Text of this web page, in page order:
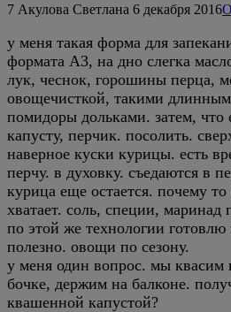
7 Акулова Светлана 6 декабря 2016
у меня такая форма для
формата А3, на дно слегка
лук, чеснок, горошины перца,
овощечисткой, такими
помидоры дольками. затем, что
капусту, перчик. посолить.
наверное куски курицы. есть
перчу. в духовку. съедаются в
курица еще остается. почему
хватает. соль, специи, маринад
по этой же технологии
полезно. овощи по сезону.
у меня один вопрос. мы квасим
бочке, держим на балконе.
квашенной капустой?